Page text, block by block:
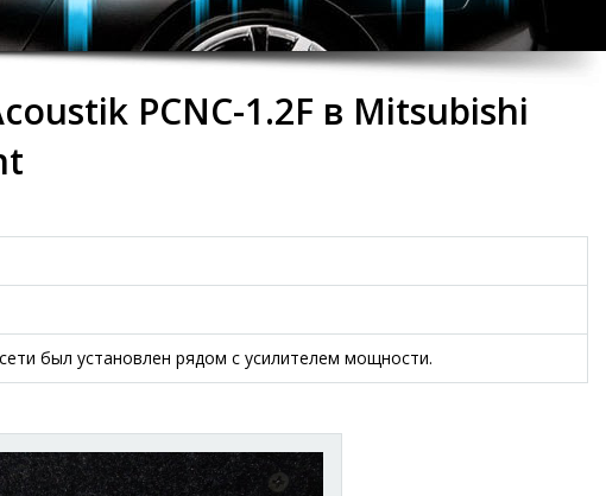
PCNC-1.2F в Mitsubishi
был установлен рядом с усилителем мощности.